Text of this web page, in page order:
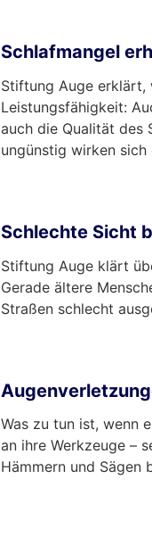
Schlafmangel
Stiftung Auge erklärt,
Leistungsfähigkeit:
auch die Qualität des
ungünstig wirken
Schlechte Sicht
Stiftung Auge klärt
Gerade ältere
Straßen schlecht
Was zu tun ist, wenn
an ihre Werkzeuge –
Hämmern und Sägen